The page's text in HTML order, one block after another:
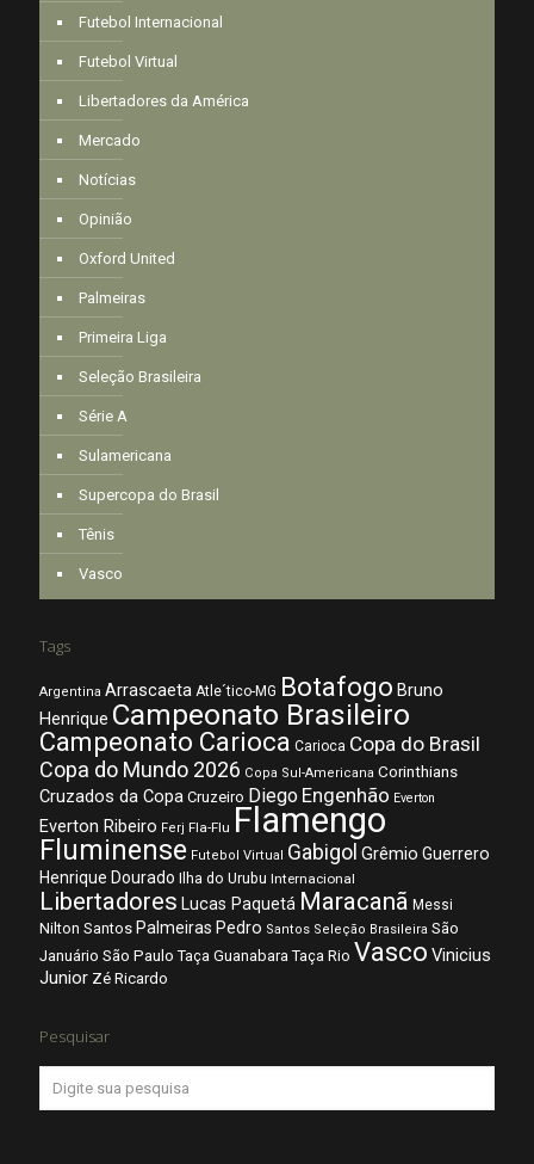
Futebol Internacional
Futebol Virtual
Libertadores da América
Mercado
Notícias
Opinião
Oxford United
Palmeiras
Primeira Liga
Seleção Brasileira
Série A
Sulamericana
Supercopa do Brasil
Tênis
Vasco
Tags
Argentina Arrascaeta Atle´tico-MG Botafogo Bruno
Henrique Campeonato Brasileiro
Campeonato Carioca Carioca Copa do Brasil
Copa do Mundo 2026 Copa Sul-Americana Corinthians
Cruzados da Copa Cruzeiro Diego Engenhão Everton
Everton Ribeiro Ferj Fla-Flu Flamengo
Fluminense Futebol Virtual Gabigol Grêmio Guerrero
Henrique Dourado Ilha do Urubu Internacional
Libertadores Lucas Paquetá Maracanã Messi
Nilton Santos Palmeiras Pedro Santos Seleção Brasileira São
Januário São Paulo Taça Guanabara Taça Rio Vasco Vinicius
Junior Zé Ricardo
Pesquisar